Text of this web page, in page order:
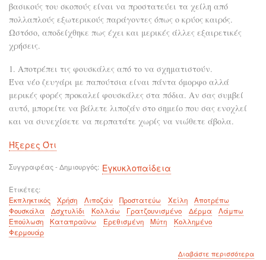
βασικούς του σκοπούς είναι να προστατεύει τα χείλη από
πολλαπλούς εξωτερικούς παράγοντες όπως ο κρύος καιρός.
Ωστόσο, αποδείχθηκε πως έχει και μερικές άλλες εξαιρετικές
χρήσεις.
1. Αποτρέπει τις φουσκάλες από το να σχηματιστούν.
Ένα νέο ζευγάρι με παπούτσια είναι πάντα όμορφο αλλά
μερικές φορές προκαλεί φουσκάλες στα πόδια. Αν σας συμβεί
αυτό, μπορείτε να βάλετε λιποζάν στο σημείο που σας ενοχλεί
και να συνεχίσετε να περπατάτε χωρίς να νιώθετε άβολα.
Ήξερες Ότι
Συγγραφέας - Δημιουργός Εγκυκλοπαίδεια
Ετικέτες
Εκπληκτικός
Χρήση Λιποζάν Προστατεύω Χείλη
Αποτρέπω
Φουσκάλα
Δσχτυλίδι Κολλάω Γρατζουνισμένο Δέρμα
Λάμπω
Επούλωση
Καταπραϋνω Ερεθισμένη Μύτη
Κολλημένο
Φερμουάρ
Διαβάστε περισσότεραγια